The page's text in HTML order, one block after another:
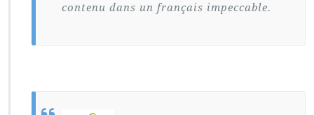
contenu dans un français impeccable.